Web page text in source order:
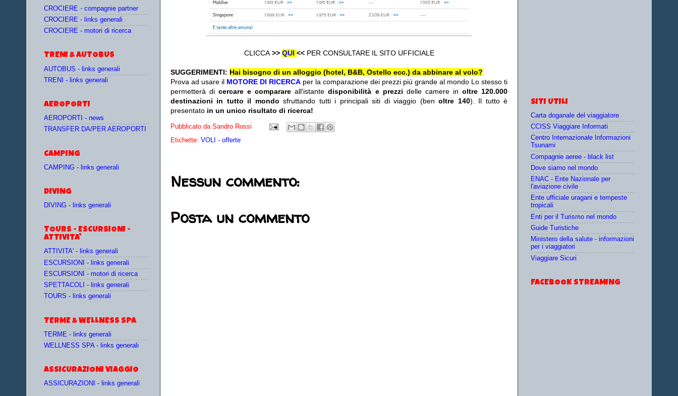
CLICCA >> QUI << PER CONSULTARE IL SITO UFFICIALE
SUGGERIMENTI: Hai bisogno di un alloggio (hotel, B&B, Ostello ecc.) da abbinare al volo?
Prova ad usare il MOTORE DI RICERCA per la comparazione dei prezzi più grande al mondo Lo stesso ti
permetterà dicercare e comparareall'istantedisponibilità e prezzi delle camere in oltre 120.000
destinazioni in tutto il mondo sfruttando tutti i principali siti di viaggio (benoltre 140). Il tutto è
presentato in un unico risultato di ricerca!
Pubblicato da Sandro Rossi
Etichette: VOLI - offerte
Nessun commento:
Posta un commento
CROCIERE - compagnie partner
CROCIERE - links generali
CROCIERE - motori di ricerca
TRENI & AUTOBUS
AUTOBUS - links generali
TRENI - links generali
AEROPORTI
AEROPORTI - news
TRANSFER DA/PER AEROPORTI
CAMPING
CAMPING - links generali
DIVING
DIVING - links generali
TOURS - ESCURSIONI -
ATTIVITA'
ATTIVITA' - links generali
ESCURSIONI - links generali
ESCURSIONI - motori di ricerca
SPETTACOLI - links generali
TOURS - links generali
TERME & WELLNESS SPA
TERME - links generali
WELLNESS SPA - links generali
ASSICURAZIONI VIAGGIO
ASSICURAZIONI - links generali
SITI UTILI
Carta doganale del viaggiatore
CCISS Viaggiare Informati
Centro Internazionale Informazioni
Tsunami
Compagnie aeree - black list
Dove siamo nel mondo
ENAC - Ente Nazionale per
l'aviazione civile
Ente ufficiale uragani e tempeste
tropicali
Enti per il Turismo nel mondo
Guide Turistiche
Ministero della salute - informazioni
per i viaggiatori
Viaggiare Sicuri
FACEBOOK STREAMING